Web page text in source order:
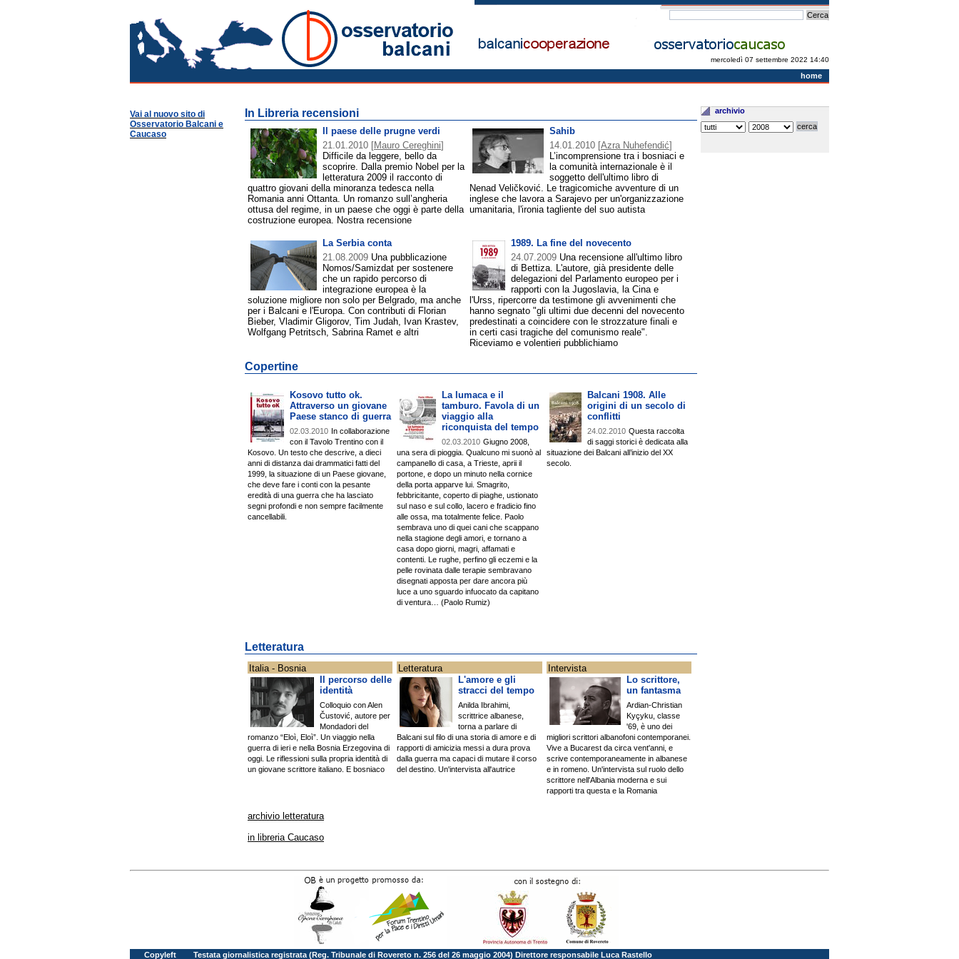
mercoledì 07 settembre 2022 14:40
home
Vai al nuovo sito di
Osservatorio Balcani e
Caucaso
In Libreria recensioni
Il paese delle prugne verdi
21.01.2010 [Mauro Cereghini]
Difficile da leggere, bello da
scoprire. Dalla premio Nobel per la
letteratura 2009 il racconto di
quattro giovani della minoranza tedesca nella
Romania anni Ottanta. Un romanzo sull’angheria
ottusa del regime, in un paese che oggi è parte della
costruzione europea. Nostra recensione
Sahib
14.01.2010 [Azra Nuhefendić]
L’incomprensione tra i bosniaci e
la comunità internazionale è il
soggetto dell'ultimo libro di
Nenad Veličković. Le tragicomiche avventure di un
inglese che lavora a Sarajevo per un'organizzazione
umanitaria, l'ironia tagliente del suo autista
La Serbia conta
21.08.2009 Una pubblicazione
Nomos/Samizdat per sostenere
che un rapido percorso di
integrazione europea è la
soluzione migliore non solo per Belgrado, ma anche
per i Balcani e l'Europa. Con contributi di Florian
Bieber, Vladimir Gligorov, Tim Judah, Ivan Krastev,
Wolfgang Petritsch, Sabrina Ramet e altri
1989. La fine del novecento
24.07.2009 Una recensione all'ultimo libro
di Bettiza. L'autore, già presidente delle
delegazioni del Parlamento europeo per i
rapporti con la Jugoslavia, la Cina e
l'Urss, ripercorre da testimone gli avvenimenti che
hanno segnato "gli ultimi due decenni del novecento
predestinati a coincidere con le strozzature finali e
in certi casi tragiche del comunismo reale".
Riceviamo e volentieri pubblichiamo
Copertine
Kosovo tutto ok.
Attraverso un giovane
Paese stanco di guerra
02.03.2010 In collaborazione
con il Tavolo Trentino con il
Kosovo. Un testo che descrive, a dieci
anni di distanza dai drammatici fatti del
1999, la situazione di un Paese giovane,
che deve fare i conti con la pesante
eredità di una guerra che ha lasciato
segni profondi e non sempre facilmente
cancellabili.
La lumaca e il
tamburo. Favola di un
viaggio alla
riconquista del tempo
02.03.2010 Giugno 2008,
una sera di pioggia. Qualcuno mi suonò al
campanello di casa, a Trieste, aprii il
portone, e dopo un minuto nella cornice
della porta apparve lui. Smagrito,
febbricitante, coperto di piaghe, ustionato
sul naso e sul collo, lacero e fradicio fino
alle ossa, ma totalmente felice. Paolo
sembrava uno di quei cani che scappano
nella stagione degli amori, e tornano a
casa dopo giorni, magri, affamati e
contenti. Le rughe, perfino gli eczemi e la
pelle rovinata dalle terapie sembravano
disegnati apposta per dare ancora più
luce a uno sguardo infuocato da capitano
di ventura… (Paolo Rumiz)
Balcani 1908. Alle
origini di un secolo di
conflitti
24.02.2010 Questa raccolta
di saggi storici è dedicata alla
situazione dei Balcani all’inizio del XX
secolo.
Letteratura
Italia - Bosnia
Il percorso delle
identità
Colloquio con Alen
Čustović, autore per
Mondadori del
romanzo “Eloì, Eloì”. Un viaggio nella
guerra di ieri e nella Bosnia Erzegovina di
oggi. Le riflessioni sulla propria identità di
un giovane scrittore italiano. E bosniaco
Letteratura
L'amore e gli
stracci del tempo
Anilda Ibrahimi,
scrittrice albanese,
torna a parlare di
Balcani sul filo di una storia di amore e di
rapporti di amicizia messi a dura prova
dalla guerra ma capaci di mutare il corso
del destino. Un'intervista all'autrice
Intervista
Lo scrittore,
un fantasma
Ardian-Christian
Kyçyku, classe
'69, è uno dei
migliori scrittori albanofoni contemporanei.
Vive a Bucarest da circa vent'anni, e
scrive contemporaneamente in albanese
e in romeno. Un'intervista sul ruolo dello
scrittore nell'Albania moderna e sui
rapporti tra questa e la Romania
archivio letteratura
in libreria Caucaso
archivio
Copyleft Testata giornalistica registrata (Reg. Tribunale di Rovereto n. 256 del 26 maggio 2004) Direttore responsabile Luca Rastello